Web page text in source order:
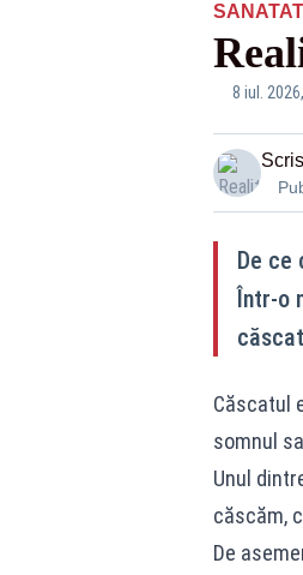
8 iul.
De ce
Într-o
Căscatul
somnul
Unul
căscăm,
De